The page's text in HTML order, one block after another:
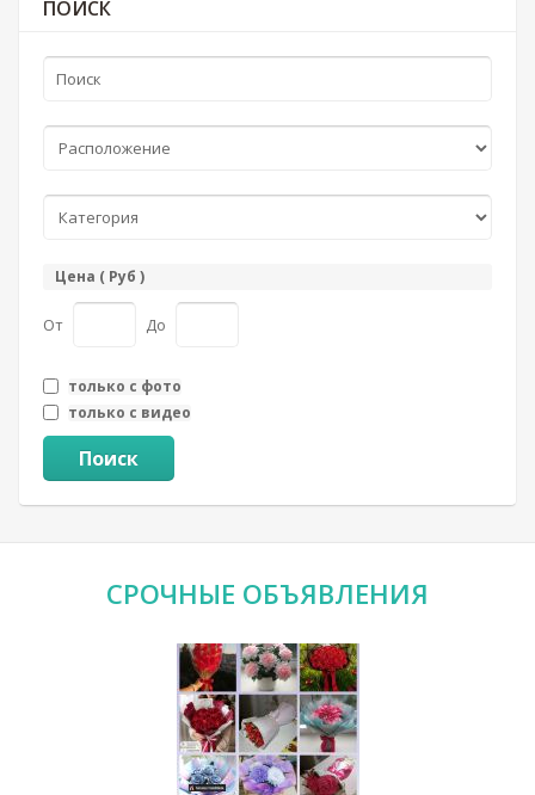
ПОИСК
Цена ( Руб )
От До
только с фото
только с видео
Поиск
СРОЧНЫЕ ОБЪЯВЛЕНИЯ